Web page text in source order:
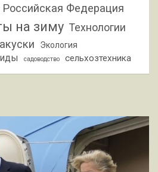
Российская Федерация
на зиму Технологии
Экология
садоводство сельхозтехника